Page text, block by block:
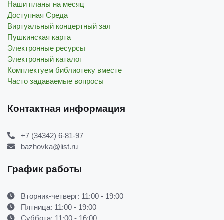
Наши планы на месяц
Доступная Среда
Виртуальный концертный зал
Пушкинская карта
Электронные ресурсы
Электронный каталог
Комплектуем библиотеку вместе
Часто задаваемые вопросы
Контактная информация
+7 (34342) 6-81-97
bazhovka@list.ru
График работы
Вторник-четверг: 11:00 - 19:00
Пятница: 11:00 - 19:00
Суббота: 11:00 - 16:00